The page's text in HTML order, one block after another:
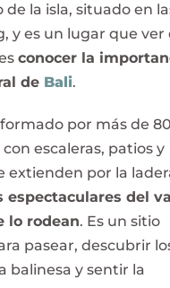
la isla, situado en
y es un lugar que ver
conocer la
de Bali.
por más de
escaleras, patios y
extienden por la
espectaculares del
lo rodean. Es un sitio
pasear, descubrir
balinesa y sentir la